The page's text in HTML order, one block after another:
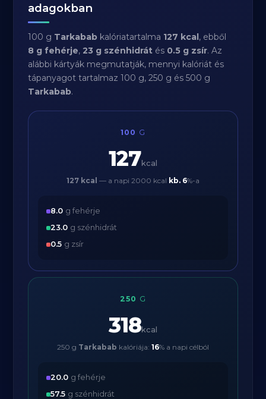
adagokban
100 g Tarkabab kalóriatartalma 127 kcal, ebből
8 g fehérje,23 g szénhidrát és 0.5 g zsír. Az
alábbi kártyák megmutatják, mennyi kalóriát és
tápanyagot tartalmaz 100 g, 250 g és 500 g
Tarkabab.
100 G
127kcal
127 kcal — a napi 2000 kcal kb. 6%-a
8.0 g fehérje
23.0 g szénhidrát
0.5 g zsír
250 G
318kcal
250 g Tarkabab kalóriája: 16% a napi célból
20.0 g fehérje
57.5 g szénhidrát